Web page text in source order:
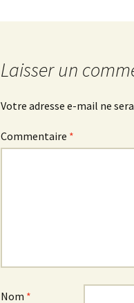
Laisser un
Votre adresse e-mail ne
Commentaire *
Nom *